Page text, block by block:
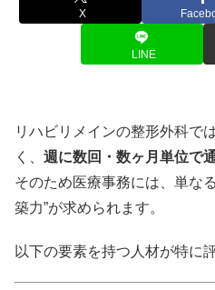
X
LINE
リハビリメインの整形外科で
く、 週に数回・数ヶ月単位で
そのため医療事務には、単な
築力”が求められます。
以下の要素を持つ人材が特に